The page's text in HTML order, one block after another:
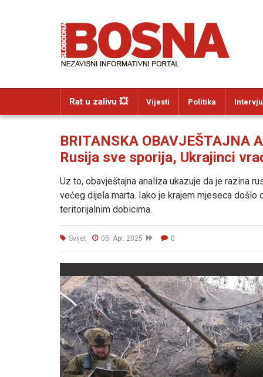
Rat u zalivu 💥 Vijesti Politika
BRITANSKA OBAVJEŠTAJNA
Rusija sve sporija, Ukrajinci
Uz to, obavještajna analiza ukazuje da je razina
većeg dijela marta. Iako je krajem mjeseca
teritorijalnim dobicima.
Svijet 05. Apr. 2025 0